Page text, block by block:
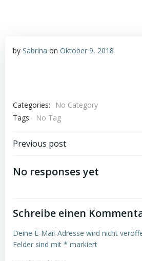
by Sabrina on Oktober 9, 2018
Categories:
No Category
Tags:
No Tag
Post
navigation
Previous post
No responses yet
Schreibe einen
Deine E-Mail-Adresse wird nicht
Felder sind mit * markiert